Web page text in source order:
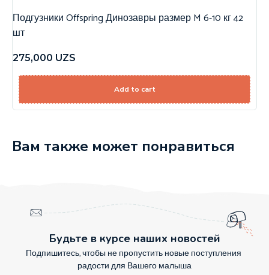
Подгузники Offspring Динозавры размер M 6-10 кг 42
шт
275,000 UZS
Add to cart
Вам также может понравиться
Будьте в курсе наших новостей
Подпишитесь, чтобы не пропустить новые поступления
радости для Вашего малыша